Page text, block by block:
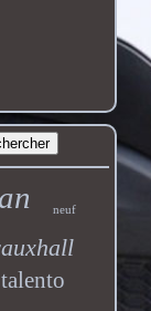
neuf
talento